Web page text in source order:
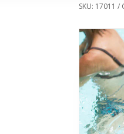
SKU: 17011